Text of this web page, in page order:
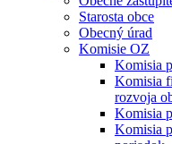
Starosta obce
Obecný úrad
Komisie OZ
Komisia
Komisia
rozvoja
Komisia
Komisia